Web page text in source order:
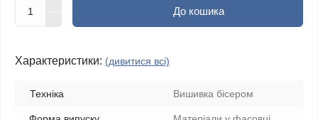
До кошика
Характеристики: (дивитися всі)
Техніка Вишивка бісером